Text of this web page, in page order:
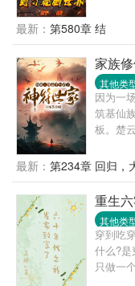
最新： 第580章 结
家族
其他类
因为一
筑基仙
板。楚
神符仙
最新： 第234章 回归，
重生
其他类
穿到吃
什么?
只做一